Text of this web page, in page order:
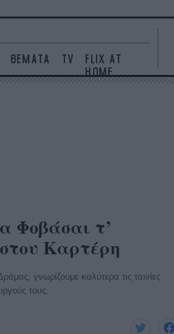
ΘΕΜΑΤΑ TV
FLIX AT
HOME
Φοβάσαι τ’
Καρτέρη
γνωρίζουμε καλύτερα τις ταινίες
τους.